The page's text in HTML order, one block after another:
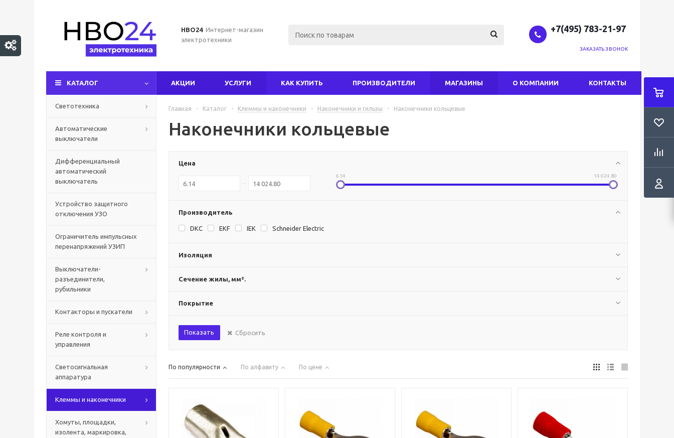
НВО24 Интернет-магазин
электротехники
+7(495) 783-21-97
ЗАКАЗАТЬ ЗВОНОК
КАТАЛОГ АКЦИИ УСЛУГИ КАК КУПИТЬ ПРОИЗВОДИТЕЛИ МАГАЗИНЫ О КОМПАНИИ КОНТАКТЫ
Светотехника
Автоматические
выключатели
Дифференциальный
автоматический
выключатель
Устройство защитного
отключения УЗО
Ограничитель импульсных
перенапряжений УЗИП
Выключатели-
разъединители,
рубильники
Контакторы и пускатели
Реле контроля и
управления
Светосигнальная
аппаратура
Клеммы и наконечники
Хомуты, площадки,
изолента, маркировка,
Главная - Каталог - Клеммы и наконечники - Наконечники и гильзы - Наконечники кольцевые
Наконечники кольцевые
Цена
6.14 14 024.80
Производитель
DKC EKF IEK Schneider Electric
Изоляция
Сечение жилы, мм².
Покрытие
Показать Сбросить
По популярности По алфавиту По цене